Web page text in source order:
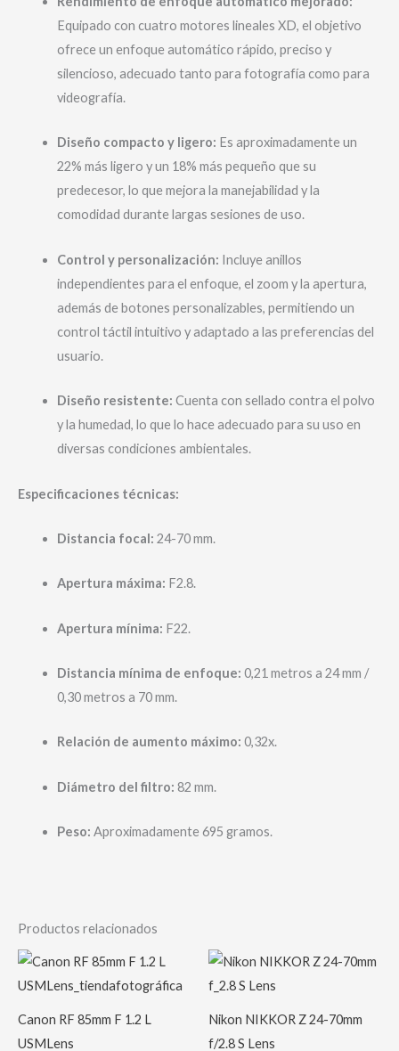
Equipado con cuatro motores lineales XD, el objetivo
ofrece un enfoque automático rápido, preciso y
silencioso, adecuado tanto para fotografía como para
videografía.
Diseño compacto y ligero: Es aproximadamente un
22% más ligero y un 18% más pequeño que su
predecesor, lo que mejora la manejabilidad y la
comodidad durante largas sesiones de uso.
Control y personalización: Incluye anillos
independientes para el enfoque, el zoom y la apertura,
además de botones personalizables, permitiendo un
control táctil intuitivo y adaptado a las preferencias del
usuario.
Diseño resistente: Cuenta con sellado contra el polvo
y la humedad, lo que lo hace adecuado para su uso en
diversas condiciones ambientales.
Especificaciones técnicas:
Distancia focal: 24-70 mm.
Apertura máxima: F2.8.
Apertura mínima: F22.
Distancia mínima de enfoque: 0,21 metros a 24 mm /
0,30 metros a 70 mm.
Relación de aumento máximo: 0,32x.
Diámetro del filtro: 82 mm.
Peso: Aproximadamente 695 gramos.
Productos relacionados
Canon RF 85mm F 1.2 L
USMLens
Nikon NIKKOR Z 24-70mm
f/2.8 S Lens